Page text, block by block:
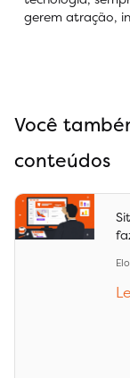
gerem atração,
Você
conteúdos